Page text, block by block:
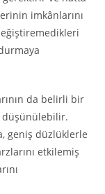
imkânlarını
da belirli bir
düşünülebilir.
geniş düzlüklerle
etkilemiş